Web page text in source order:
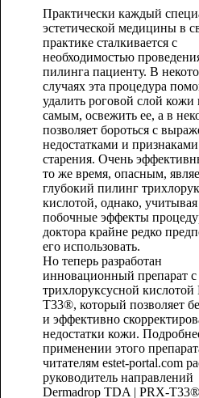
Практически каждый
эстетической медицины в
практике сталкивается с
необходимостью
пилинга пациенту. В
случаях эта процедура
удалить роговой слой кожи
самым, освежить ее, а в
позволяет бороться с
недостатками и признаками
старения. Очень
то же время, опасным,
глубокий пилинг
кислотой, однако, учитывая
побочные эффекты
доктора крайне редко
его использовать.
Но теперь разработан
инновационный препарат с
трихлоруксусной кислотой
T33®, который позволяет
и эффективно
недостатки кожи.
применении этого
читателям estet-portal.com
руководитель направлений
Dermadrop TDA | PRX-